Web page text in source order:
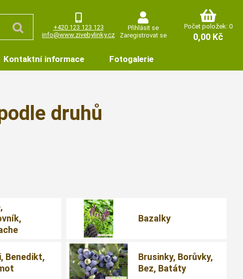
+420 123 123 123
info@www.zivebylinky.cz
Přihlásit se
Zaregistrovat se
Počet položek: 0
0,00 Kč
Kontaktní informace Fotogalerie
druhů
Bazalky
Benedikt,
Brusinky, Borůvky,
Bez, Batáty